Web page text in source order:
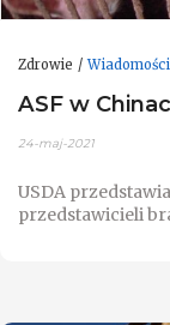
Zdrowie Wiadomości
ASF w
24-maj-2021
USDA
przedstawicieli